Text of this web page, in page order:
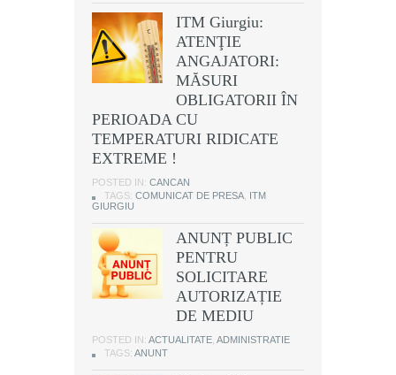
ITM Giurgiu:
ATENŢIE
ANGAJATORI:
MĂSURI
OBLIGATORII ÎN
PERIOADA CU
TEMPERATURI RIDICATE
EXTREME !
POSTED IN: CANCAN
TAGS: COMUNICAT DE PRESA ITM
GIURGIU
ANUNȚ PUBLIC
PENTRU
SOLICITARE
AUTORIZAȚIE
DE MEDIU
POSTED IN: ACTUALITATE ADMINISTRATIE
TAGS: ANUNT